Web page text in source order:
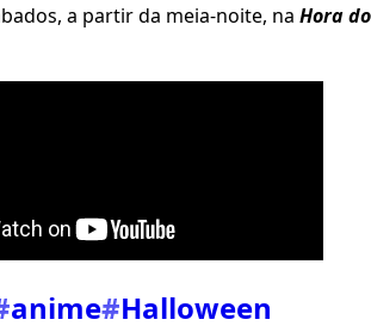
a partir da meia-noite, na Hora do
anime#Halloween